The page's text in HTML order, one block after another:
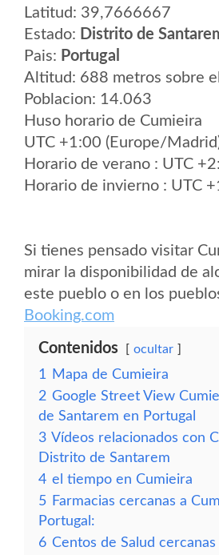
Latitud: 39,7666667
Estado: Distrito de
Pais: Portugal
Altitud: 688 metros sobre
Poblacion: 14.063
Huso horario de Cumieira
UTC +1:00 (Europe/
Horario de verano : UTC
Horario de invierno : UTC
Si tienes pensado visitar
mirar la disponibilidad de
este pueblo o en los
Booking.com
Contenidos ocultar
1
Mapa de Cumieira
2 Google Street View
de Santarem en Portugal
3 Vídeos relacionados con
Distrito de Santarem
4 el tiempo en Cumieira
5 Farmacias cercanas a
Portugal:
6 Centos de Salud